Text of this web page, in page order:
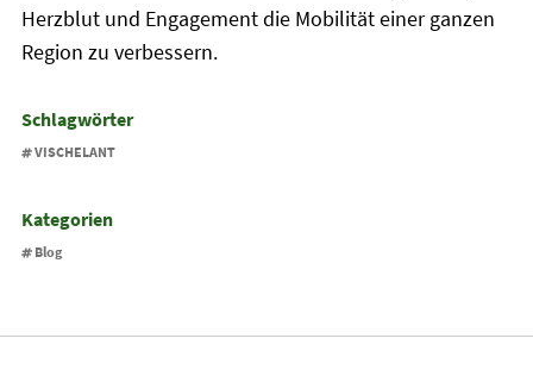
Herzblut und Engagement die Mobilität einer ganzen
Region zu verbessern.
Schlagwörter
VISCHELANT
Kategorien
Blog